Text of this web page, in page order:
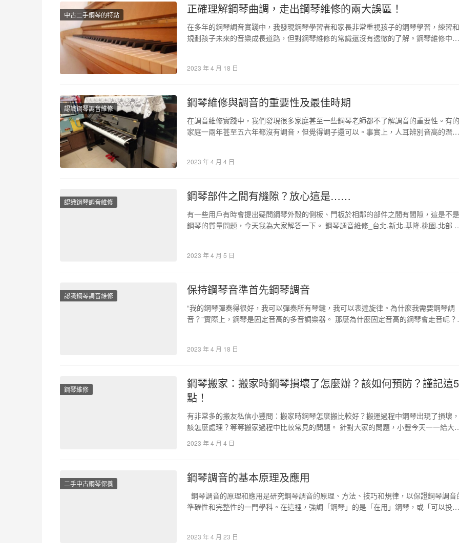
中古二手鋼琴的特點 正確理解鋼琴曲調，走出鋼琴維修的兩大誤區！
在多年的鋼琴調音實踐中，我發現鋼琴學習者和家長非常重視孩子的鋼琴學習，練習和
規劃孩子未來的音樂成長道路，但對鋼琴維修的常識還沒有透徹的了解。鋼琴維修中存
2023 年 4 月 18 日
認識鋼琴調音維修 鋼琴維修與調音的重要性及最佳時期
在調音維修實踐中，我們發現很多家庭甚至一些鋼琴老師都不了解調音的重要性。有的
家庭一兩年甚至五六年都沒有調音，但覺得調子還可以。事實上，人耳辨別音高的潛力
2023 年 4 月 4 日
認識鋼琴調音維修 鋼琴部件之間有縫隙？放心這是……
有一些用戶有時會提出疑問鋼琴外殼的側板、門板於相鄰的部件之間有間隙，這是不是
鋼琴的質量問題，今天我為大家解答一下。 鋼琴調音維修_台北.新北.基隆.桃園.北部
2023 年 4 月 5 日
認識鋼琴調音維修 保持鋼琴音準首先鋼琴調音
“我的鋼琴彈奏得很好，我可以彈奏所有琴鍵，我可以表達旋律。為什麼我需要鋼琴調
音？”實際上，鋼琴是固定音高的多音調樂器。 那麼為什麼固定音高的鋼琴會走音呢？
2023 年 4 月 18 日
鋼琴維修
鋼琴搬家：搬家時鋼琴損壞了怎麼辦？該如何預防？謹記這5
點！
有非常多的搬友私信小豐問：搬家時鋼琴怎麼搬比較好？搬運過程中鋼琴出現了損壞，
該怎麼處理？等等搬家過程中比較常見的問題。 針對大家的問題，小豐今天一一給大
答疑，讓大家在搬家搬運鋼琴…
2023 年 4 月 4 日
二手中古鋼琴保養 鋼琴調音的基本原理及應用
鋼琴調音的原理和應用是研究鋼琴調音的原理、方法、技巧和規律，以保證鋼琴調音
準確性和完整性的一門學科。在這裡，強調「鋼琴」的是「在用」鋼琴，或「可以投入
2023 年 4 月 23 日